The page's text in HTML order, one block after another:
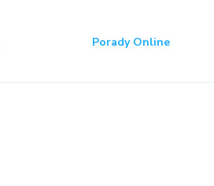
Porady Online